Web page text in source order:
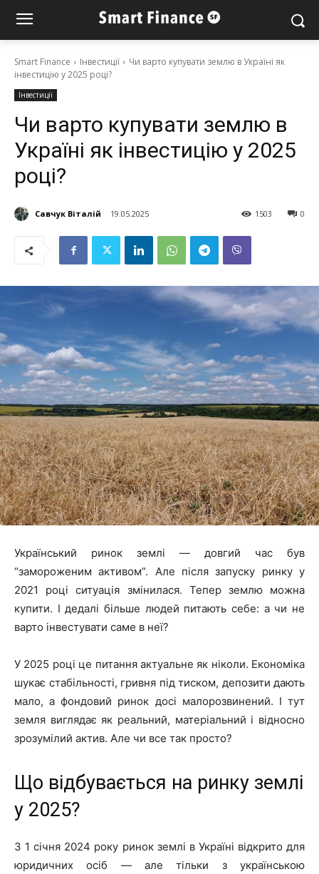
Smart Finance Інвестиції
Чи варто купувати землю в Україні як
інвестицію у 2025 році?
Інвестиції
Чи варто купувати землю в
Україні як інвестицію у 2025
році?
Савчук Віталій 19.05.2025 0
1503
Український ринок землі — довгий час був
“замороженим активом”. Але після запуску ринку у
2021 році ситуація змінилася. Тепер землю можна
купити. І дедалі більше людей питають себе: а чи не
варто інвестувати саме в неї?
У 2025 році це питання актуальне як ніколи. Економіка
шукає стабільності, гривня під тиском, депозити дають
мало, а фондовий ринок досі малорозвинений. І тут
земля виглядає як реальний, матеріальний і відносно
зрозумілий актив. Але чи все так просто?
Що відбувається на ринку землі
у 2025?
З 1 січня 2024 року ринок землі в Україні відкрито для
юридичних осіб — але тільки з українською